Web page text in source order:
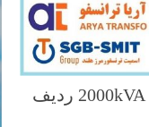
ترانسفورماتور روغنی کم تلفات 2000kVA ردیف